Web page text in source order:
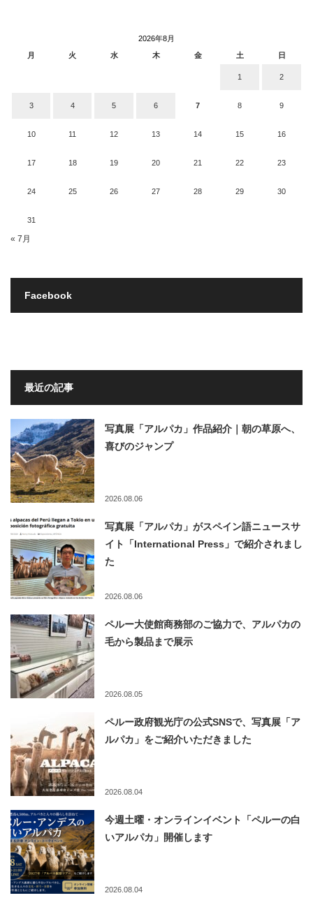
2026年8月
月
火 水 木 金 土 日
1 2
3 4 5 6 7 8 9
10 11 12 13 14 15 16
17 18 19 20 21 22 23
24 25 26 27 28 29 30
31
« 7月
Facebook
最近の記事
写真展「アルパカ」作品紹介｜朝の草原へ、
喜びのジャンプ
2026.08.06
写真展「アルパカ」がスペイン語ニュースサ
イト「International Press」で紹介されまし
た
2026.08.06
ペルー大使館商務部のご協力で、アルパカの
毛から製品まで展示
2026.08.05
ペルー政府観光庁の公式SNSで、写真展「ア
ルパカ」をご紹介いただきました
2026.08.04
今週土曜・オンラインイベント「ペルーの白
いアルパカ」開催します
2026.08.04